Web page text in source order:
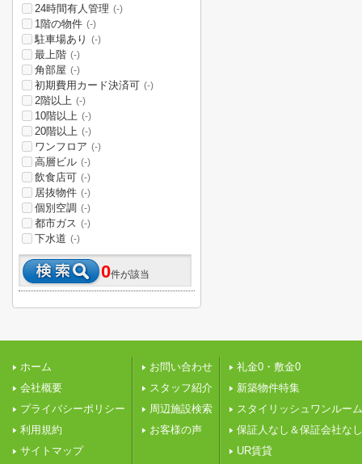
24時間有人管理 (-)
1階の物件 (-)
駐車場あり (-)
最上階 (-)
角部屋 (-)
初期費用カード決済可 (-)
2階以上 (-)
10階以上 (-)
20階以上 (-)
ワンフロア (-)
高層ビル (-)
飲食店可 (-)
居抜物件 (-)
個別空調 (-)
都市ガス (-)
下水道 (-)
0件が該当
ホーム
会社概要
プライバシーポリシー
利用規約
サイトマップ
お問い合わせ
スタッフ紹介
周辺施設検索
お客様の声
礼金0・敷金0
新築物件特集
スタイリッシュワンルーム
保証人なし＆保証会社なし
UR賃貸